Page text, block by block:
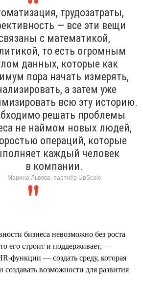
трудозатраты,
— все эти вещи
с математикой,
то есть огромным
данных, которые как
пора начать измерять,
а затем уже
всю эту историю.
решать проблемы
не наймом новых людей,
операций, которые
каждый человек
в компании.
Марина Львова, партнёр UpScale
бизнеса невозможно без роста
его строит и поддерживает, —
функции — создать среду, которая
создавать возможности для развития